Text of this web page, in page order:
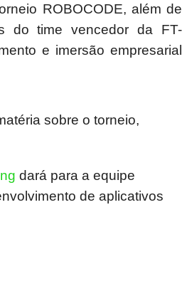
ROBOCODE, além de
do time vencedor da FT-
e imersão empresarial
sobre o torneio,
dará para a equipe
de aplicativos